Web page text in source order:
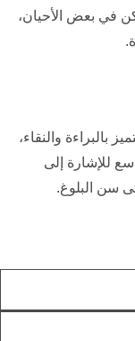
في بعض الأحيان،
بالبراءة والنقاء،
للإشارة إلى
سن البلوغ.